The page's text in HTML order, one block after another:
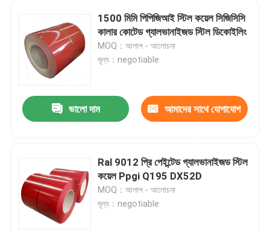
1500 মিমি পিপিজিআই স্টিল কয়েল সিজিসিসি
কালার কোটেড গ্যালভানাইজড স্টিল ডিকোইলিং
MOQ：আলাপ - আলোচনা
মূল্য：negotiable
ভালো দাম আমাদের সাথে যোগাযোগ
Ral 9012 প্রি পেইন্টেড গ্যালভানাইজড স্টিল
কয়েল Ppgi Q195 DX52D
MOQ：আলাপ - আলোচনা
মূল্য：negotiable